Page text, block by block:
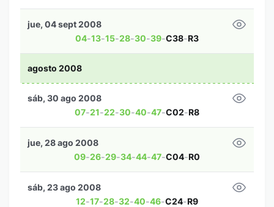
04-13-15-28-30-39-C38-R3
jue, 04 sept 2008
agosto 2008
07-21-22-30-40-47-C02-R8
sáb, 30 ago 2008
09-26-29-34-44-47-C04-R0
jue, 28 ago 2008
12-17-28-32-40-46-C24-R9
sáb, 23 ago 2008